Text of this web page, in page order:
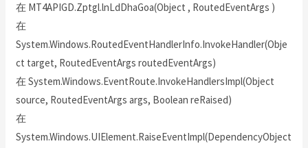
在 MT4APIGD.Zptgl.lnLdDhaGoa(Object , RoutedEventArgs )
在
System.Windows.RoutedEventHandlerInfo.InvokeHandler(Obje
ct target, RoutedEventArgs routedEventArgs)
在 System.Windows.EventRoute.InvokeHandlersImpl(Object
source, RoutedEventArgs args, Boolean reRaised)
在
System.Windows.UIElement.RaiseEventImpl(DependencyObject